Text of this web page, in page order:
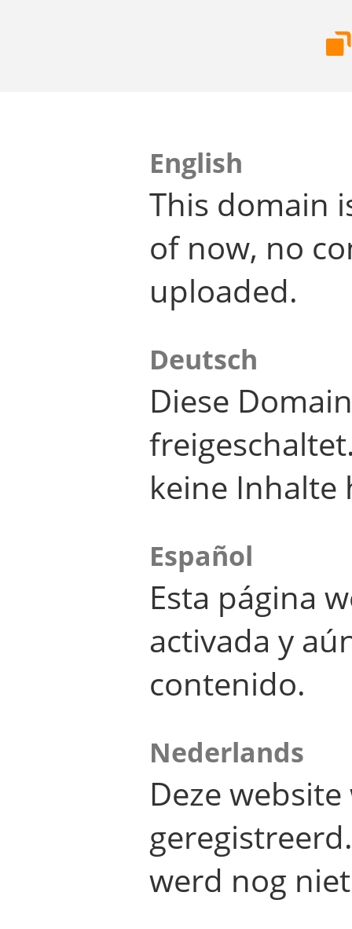
English
This domain
of now, no
uploaded.
Deutsch
Diese
keine Inhalte
Español
Esta página
activada y
contenido.
Nederlands
Deze
werd nog